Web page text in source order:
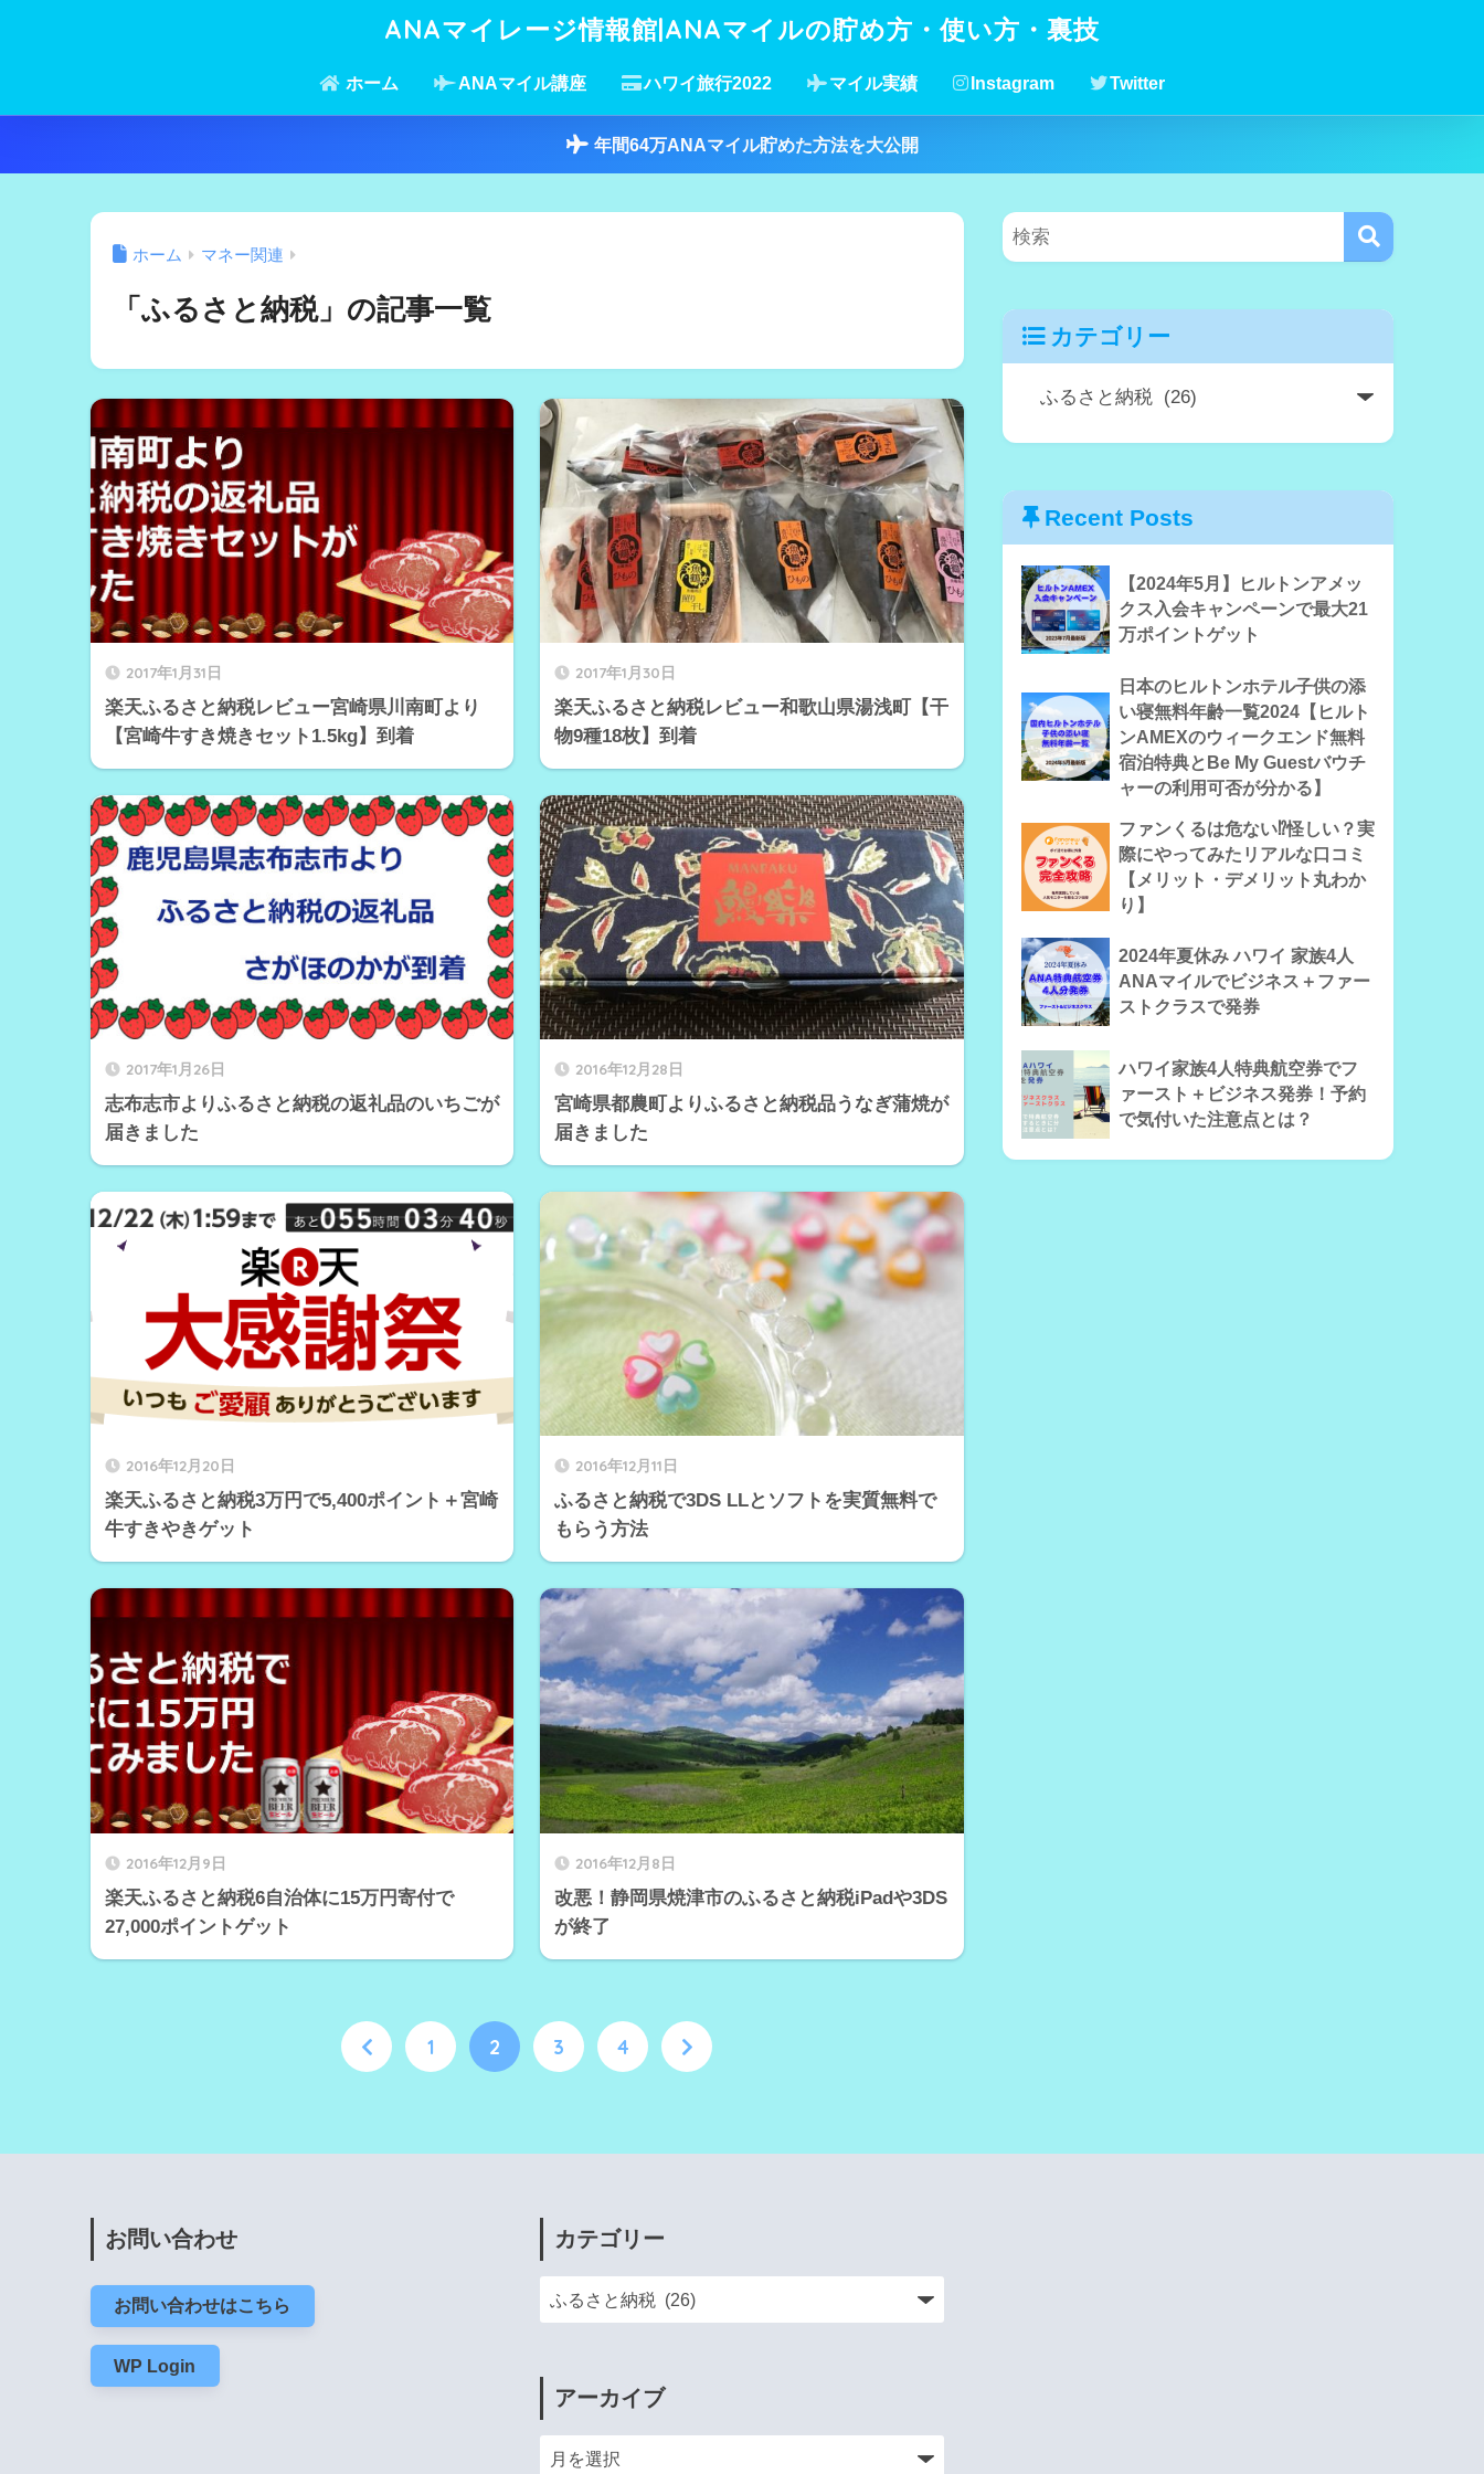
ANAマイレージ情報館|ANAマイルの貯め方・使い方・裏技
ホーム ANAマイル講座 ハワイ旅行2022 マイル実績 Instagram Twitter
年間64万ANAマイル貯めた方法を大公開
ホーム マネー関連
「ふるさと納税」の記事一覧
2017年1月31日
楽天ふるさと納税レビュー宮崎県川南町より
【宮崎牛すき焼きセット1.5kg】到着
2017年1月30日
楽天ふるさと納税レビュー和歌山県湯浅町【干
物9種18枚】到着
2017年1月26日
志布志市よりふるさと納税の返礼品のいちごが
届きました
2016年12月28日
宮崎県都農町よりふるさと納税品うなぎ蒲焼が
届きました
2016年12月20日
楽天ふるさと納税3万円で5,400ポイント＋宮崎
牛すきやきゲット
2016年12月11日
ふるさと納税で3DS LLとソフトを実質無料で
もらう方法
2016年12月9日
楽天ふるさと納税6自治体に15万円寄付で
27,000ポイントゲット
2016年12月8日
改悪！静岡県焼津市のふるさと納税iPadや3DS
が終了
1 2 3 4
カテゴリー
Recent Posts
【2024年5月】ヒルトンアメッ
クス入会キャンペーンで最大21
万ポイントゲット
日本のヒルトンホテル子供の添
い寝無料年齢一覧2024【ヒルト
ンAMEXのウィークエンド無料
宿泊特典とBe My Guestバウチ
ャーの利用可否が分かる】
ファンくるは危ない⁉怪しい？実
際にやってみたリアルな口コミ
【メリット・デメリット丸わか
り】
2024年夏休み ハワイ 家族4人
ANAマイルでビジネス＋ファー
ストクラスで発券
ハワイ家族4人特典航空券でフ
ァースト＋ビジネス発券！予約
で気付いた注意点とは？
お問い合わせ
お問い合わせはこちら
WP Login
カテゴリー
アーカイブ